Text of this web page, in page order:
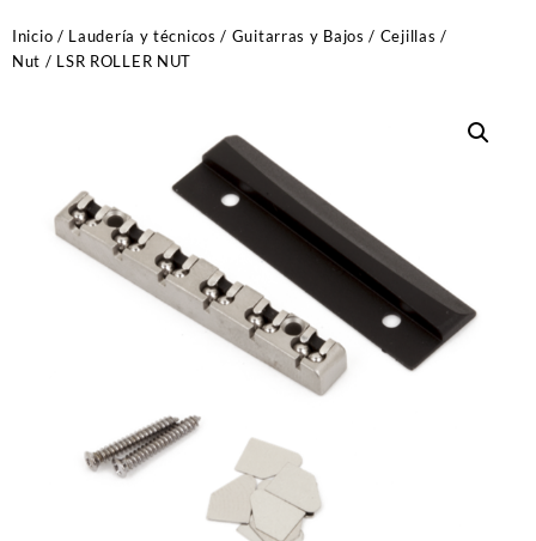
Inicio / Laudería y técnicos / Guitarras y Bajos / Cejillas /
Nut / LSR ROLLER NUT